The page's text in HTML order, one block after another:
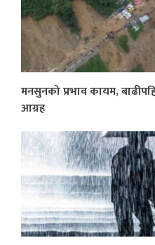
मनसुनको प्रभाव कायम,
आग्रह